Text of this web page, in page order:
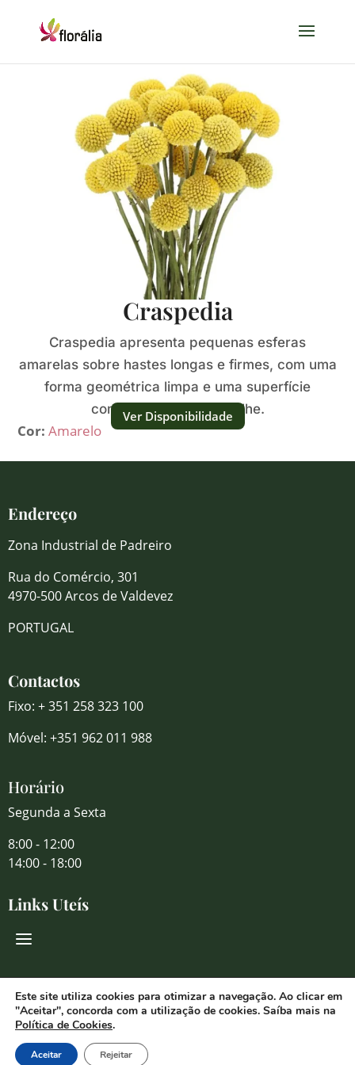
Craspedia
Craspedia apresenta pequenas esferas
amarelas sobre hastes longas e firmes, com uma
forma geométrica limpa e uma superfície
compacta rica em detalhe.
Cor: Amarelo
Ver Disponibilidade
Endereço
Zona Industrial de Padreiro
Rua do Comércio, 301
4970-500 Arcos de Valdevez
PORTUGAL
Contactos
Fixo: + 351 258 323 100
Móvel: +351 962 011 988
Horário
Segunda a Sexta
8:00 - 12:00
14:00 - 18:00
Links Uteís
Redes Sociais
© 2026 Florália Comércio de Flores
Este site utiliza cookies para otimizar a navegação. Ao clicar em
"Aceitar", concorda com a utilização de cookies. Saíba mais na
Política de Cookies.
Aceitar Rejeitar